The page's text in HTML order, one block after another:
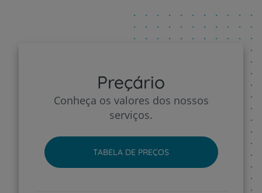
Preçário
Conheça os valores dos nossos
serviços.
TABELA DE PREÇOS